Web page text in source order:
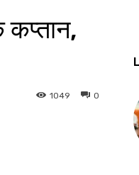
कप्तान,
0
1049